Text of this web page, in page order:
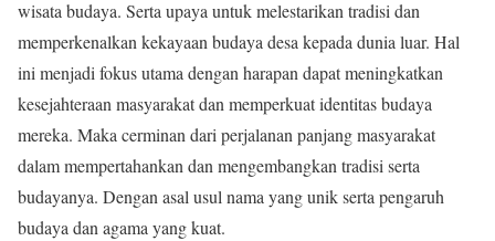
wisata budaya. Serta upaya untuk melestarikan tradisi dan
memperkenalkan kekayaan budaya desa kepada dunia luar. Hal
ini menjadi fokus utama dengan harapan dapat meningkatkan
kesejahteraan masyarakat dan memperkuat identitas budaya
mereka. Maka cerminan dari perjalanan panjang masyarakat
dalam mempertahankan dan mengembangkan tradisi serta
budayanya. Dengan asal usul nama yang unik serta pengaruh
budaya dan agama yang kuat.